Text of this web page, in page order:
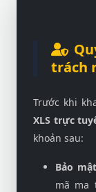
trách
Trước khi
XLS trực
khoản sau:
Bảo
mã ma